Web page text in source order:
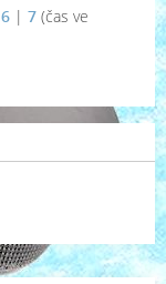
6 | 7 (čas ve